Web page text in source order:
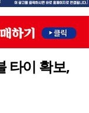
타이 확보,